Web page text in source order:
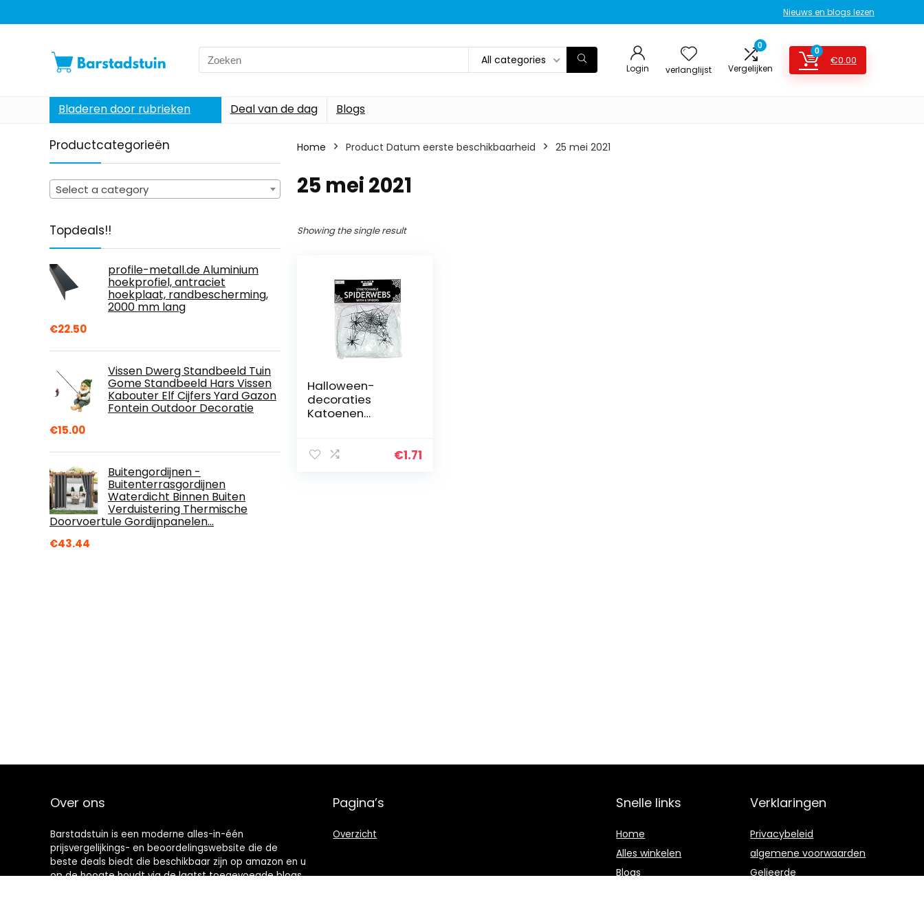
Nieuws en blogs lezen
Search
for:
All categories
Login verlanglijst
0
Vergelijken
0
€0.00
Bladeren door rubrieken Deal van de dag Blogs
Productcategorieën
Select a category
Topdeals!!
profile-metall.de Aluminium
hoekprofiel, antraciet
hoekplaat, randbescherming,
2000 mm lang
€22.50
Vissen Dwerg Standbeeld Tuin
Gome Standbeeld Hars Vissen
Kabouter Elf Cijfers Yard Gazon
Fontein Outdoor Decoratie
€15.00
Buitengordijnen -
Buitenterrasgordijnen
Waterdicht Binnen Buiten
Verduistering Thermische
Doorvoertule Gordijnpanelen…
€43.44
Home Product Datum eerste beschikbaarheid 25 mei 2021
25 mei 2021
Showing the single result
Halloween-
decoraties
Katoenen
spinnenwebben€1.71
Over ons
Barstadstuin is een moderne alles-in-één
prijsvergelijkings- en beoordelingswebsite die de
beste deals biedt die beschikbaar zijn op amazon en u
op de hoogte houdt via de laatst toegevoegde blogs.
Pagina’s
Overzicht
Snelle links
Home
Alles winkelen
Blogs
Verklaringen
Privacybeleid
algemene voorwaarden
Gelieerde